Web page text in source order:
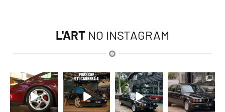
L'ART NO INSTAGRAM
lart.br
Ago 5
lart.br
Ago 4
lart.br
Ago 4
lart.br
Ago 4